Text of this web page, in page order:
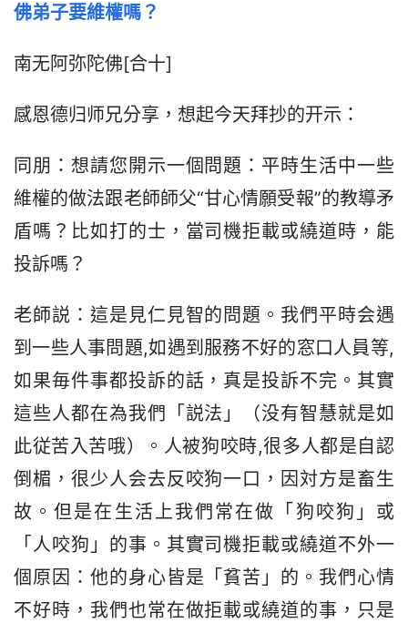
佛弟子要維權嗎？
南无阿弥陀佛[合十]
感恩德归师兄分享，想起今天拜抄的开示：
同朋：想請您開示一個問題：平時生活中一些
維權的做法跟老師師父“甘心情願受報”的教導矛
盾嗎？比如打的士，當司機拒載或繞道時，能
投訴嗎？
老師説：這是見仁見智的問題。我們平時会遇
到一些人事問題,如遇到服務不好的窓口人員等,
如果毎件事都投訴的話，真是投訴不完。其實
這些人都在為我們「説法」（没有智慧就是如
此従苦入苦哦）。人被狗咬時,很多人都是自認
倒楣，很少人会去反咬狗一口，因対方是畜生
故。但是在生活上我們常在做「狗咬狗」或
「人咬狗」的事。其實司機拒載或繞道不外一
個原因：他的身心皆是「貧苦」的。我們心情
不好時，我們也常在做拒載或繞道的事，只是